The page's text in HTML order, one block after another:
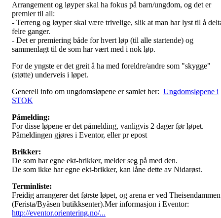
Arrangement og løyper skal ha fokus på barn/ungdom, og det er
premier til all:
- Terreng og løyper skal være trivelige, slik at man har lyst til å
felre ganger.
- Det er premiering både for hvert løp (til alle startende) og
sammenlagt til de som har vært med i nok løp.
For de yngste er det greit å ha med foreldre/andre som "skygge"
(støtte) underveis i løpet.
Generell info om ungdomsløpene er samlet her: Ungdomsløpene i
STOK
Påmelding:
For disse løpene er det påmelding, vanligvis 2 dager før løpet.
Påmeldingen gjøres i Eventor, eller pr epost
Brikker:
De som har egne ekt-brikker, melder seg på med den.
De som ikke har egne ekt-brikker, kan låne dette av Nidarøst.
Terminliste:
Freidig arrangerer det første løpet, og arena er ved Theisendammen
(Ferista/Byåsen butikksenter).Mer informasjon i Eventor:
http://eventor.orientering.no/...